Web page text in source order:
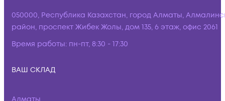
050000, Республика Казахстан, город Алматы,
район, проспект Жибек Жолы, дом 135, 6 этаж, офис 2061
Время работы: пн-пт, 8:30 - 17:30
ВАШ СКЛАД